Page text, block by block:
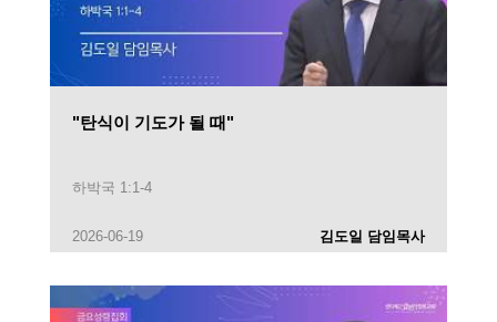
"탄식이 기도가 될 때"
하박국 1:1-4
2026-06-19 김도일 담임목사